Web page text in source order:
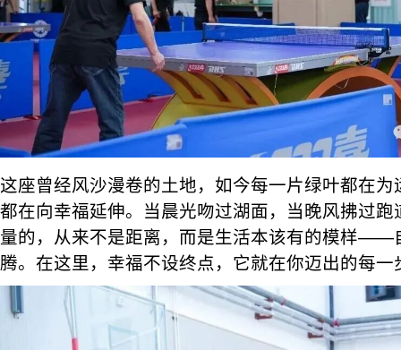
这座曾经风沙漫卷的土地，如今每一片绿叶都在
都在向幸福延伸。当晨光吻过湖面，当晚风拂过
量的，从来不是距离，而是生活本该有的模样——
腾。在这里，幸福不设终点，它就在你迈出的每一